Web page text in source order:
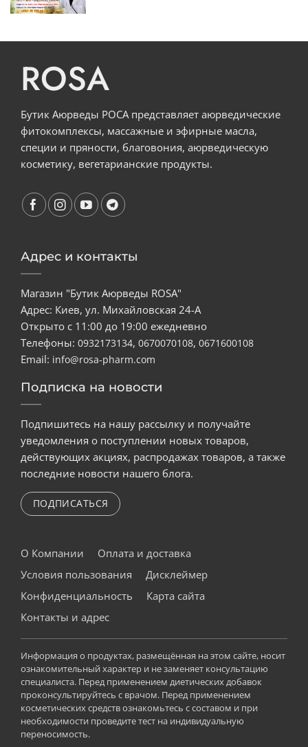
ROSA
Бутик Аюрведы РОСА представляет аюрведические
фитокомплексы, массажные и эфирные масла,
специи и пряности, благовония, аюрведическую
косметику, вегетарианские продукты.
Адрес и контакты
Магазин "Бутик Аюрведы ROSA"
Адрес: Киев, ул. Михайловская 24-А
Открыто с 11:00 до 19:00 ежедневно
Телефоны: 0932173134, 0670070108, 0671600108
Email: info@rosa-pharm.com
Подписка на новости
Подпишитесь на нашу рассылку и получайте
уведомления о поступлении новых товаров,
действующих акциях, распродажах товаров, а также
последние новости нашего блога.
ПОДПИСАТЬСЯ
О Компании
Оплата и доставка
Условия пользования
Дисклеймер
Конфиденциальность
Карта сайта
Контакты и адрес
Информация о продуктах, размещённая на этом сайте, носит
ознакомительный характер и не заменяет консультацию
специалиста. Перед применением диетических добавок
проконсультируйтесь с врачом. Перед применением
косметических средств ознакомьтесь с составом и при
необходимости проведите тест на индивидуальную
переносимость.